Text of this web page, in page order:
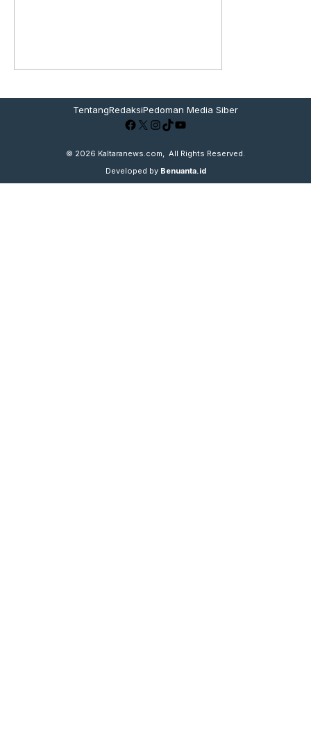
TentangRedaksiPedoman Media Siber
Facebook
X Instagram
TikTok
YouTube
© 2026 Kaltaranews.com, All Rights Reserved.
Developed by Benuanta.id